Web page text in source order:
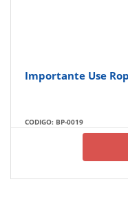
Importante Use
CODIGO: BP-0019